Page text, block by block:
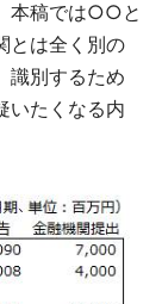
本稿では○○と
とは全く別の
識別するため
いたくなる内